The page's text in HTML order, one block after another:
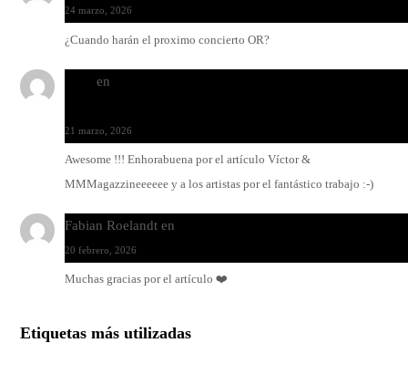
24 marzo, 2026
¿Cuando harán el proximo concierto OR?
en
21 marzo, 2026
Awesome !!! Enhorabuena por el artículo Víctor &
MMMagazzineeeeee y a los artistas por el fantástico trabajo :-)
Fabian Roelandt en
20 febrero, 2026
Muchas gracias por el artículo ❤️
Etiquetas más utilizadas